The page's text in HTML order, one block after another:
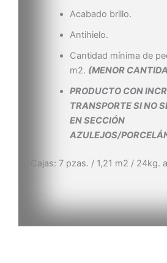
Acabado brillo.
Antihielo.
Cantidad mínima de
m2. (MENOR
PRODUCTO CON
TRANSPORTE SI NO
EN SECCIÓN
AZULEJOS/
Cajas: 7 pzas. / 1,21 m2 / 24kg.